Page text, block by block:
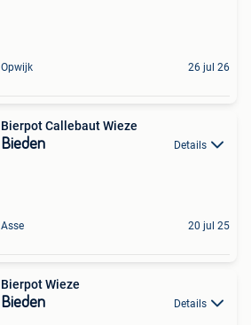
Opwijk 26 jul 26
Bierpot Callebaut Wieze
Bieden Details
Asse 20 jul 25
Bierpot Wieze
Bieden Details